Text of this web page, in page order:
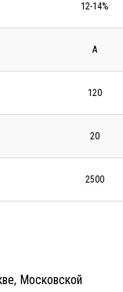
12-14%
А
120
20
2500
Московской